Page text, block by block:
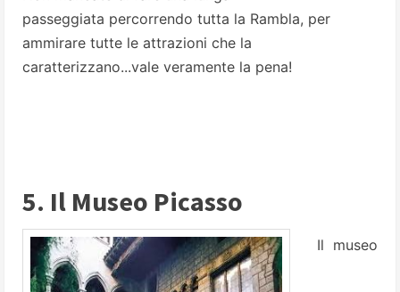
passeggiata percorrendo tutta la Rambla, per
ammirare tutte le attrazioni che la
caratterizzano...vale veramente la pena!
5. Il Museo Picasso
Il museo